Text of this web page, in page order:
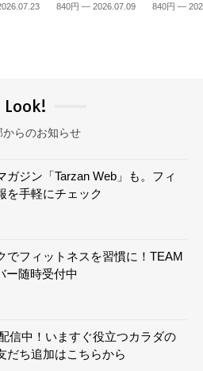
840円 — 2026.07.09 840円 —
Look!
からのお知らせ
ガジン「Tarzan Web」も。フィ
を手軽にチェック
でフィットネスを習慣に！TEAM
ー随時受付中
信中！いますぐ役立つカラダの
だち追加はこちらから